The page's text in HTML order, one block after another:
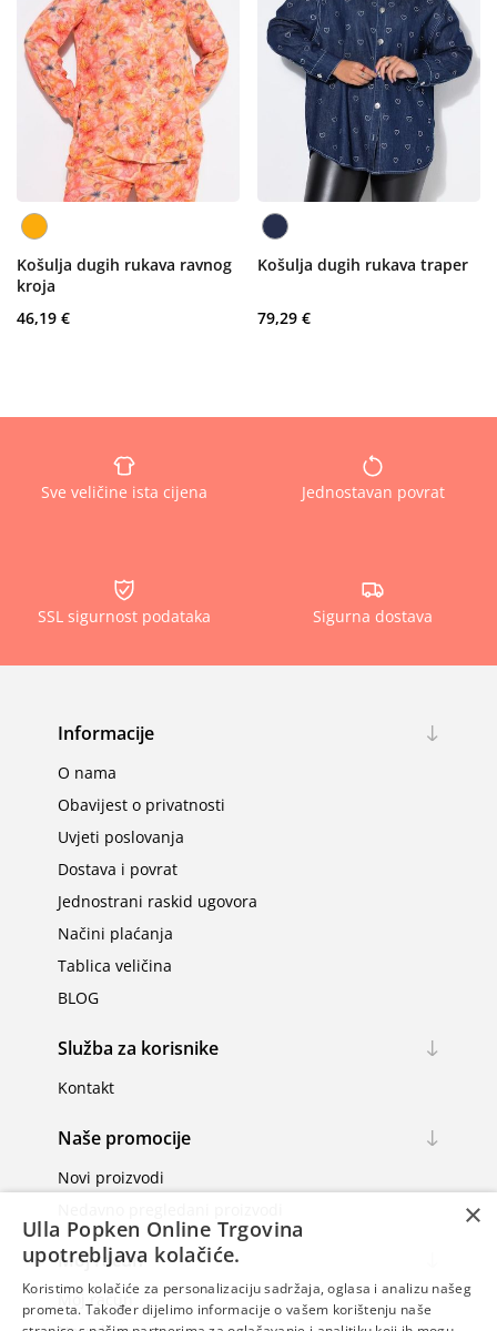
Košulja dugih rukava ravnog
kroja
46,19 €
Košulja dugih rukava traper
79,29 €
Sve veličine ista cijena Jednostavan povrat
SSL sigurnost podataka Sigurna dostava
Informacije
O nama
Obavijest o privatnosti
Uvjeti poslovanja
Dostava i povrat
Jednostrani raskid ugovora
Načini plaćanja
Tablica veličina
BLOG
Služba za korisnike
Kontakt
Naše promocije
Novi proizvodi
Moj račun
Moj račun
×
Ulla Popken Online Trgovina
upotrebljava kolačiće.
Koristimo kolačiće za personalizaciju sadržaja, oglasa i analizu našeg
prometa. Također dijelimo informacije o vašem korištenju naše